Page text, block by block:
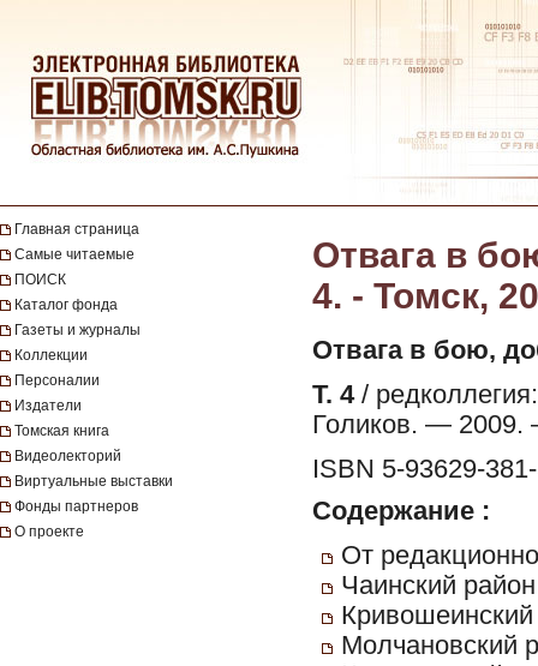
Главная страница
Самые читаемые
ПОИСК
Каталог фонда
Газеты и журналы
Коллекции
Персоналии
Издатели
Томская книга
Видеолекторий
Виртуальные выставки
Фонды партнеров
О проекте
Отвага в
4. - Томск,
Отвага в бою,
Т. 4/
Голиков. — 2009.
ISBN 5-93629-
Содержание :
От
Чаинский
Молчановский